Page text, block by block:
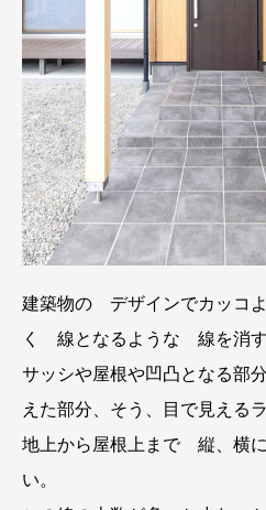
建築物の デザインでカッコ
く 線となるような 線を消す
サッシや屋根や凹凸となる部
えた部分、そう、目で見える
地上から屋根上まで 縦、横
い。